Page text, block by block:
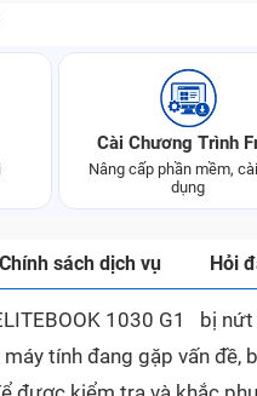
Cài Chương Trình
Nâng cấp phần mềm,
dụng
Chính sách dịch vụ Hỏi
1030 G1 bị
máy tính đang gặp vấn